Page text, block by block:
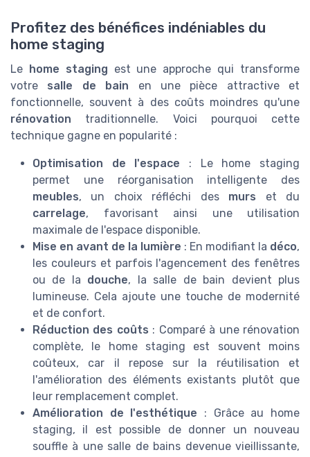
Profitez des bénéfices indéniables du
home staging
Le home staging est une approche qui transforme
votre salle de bain en une pièce attractive et
fonctionnelle, souvent à des coûts moindres qu'une
rénovation traditionnelle. Voici pourquoi cette
technique gagne en popularité :
Optimisation de l'espace : Le home staging
permet une réorganisation intelligente des
meubles, un choix réfléchi des murs et du
carrelage, favorisant ainsi une utilisation
maximale de l'espace disponible.
Mise en avant de la lumière : En modifiant la déco,
les couleurs et parfois l'agencement des fenêtres
ou de la douche, la salle de bain devient plus
lumineuse. Cela ajoute une touche de modernité
et de confort.
Réduction des coûts : Comparé à une rénovation
complète, le home staging est souvent moins
coûteux, car il repose sur la réutilisation et
l'amélioration des éléments existants plutôt que
leur remplacement complet.
Amélioration de l'esthétique : Grâce au home
staging, il est possible de donner un nouveau
souffle à une salle de bains devenue vieillissante,